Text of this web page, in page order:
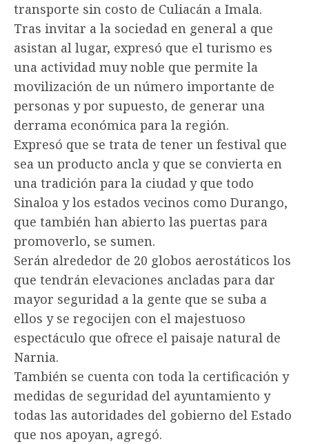
transporte sin costo de Culiacán a Imala.
Tras invitar a la sociedad en general a que
asistan al lugar, expresó que el turismo es
una actividad muy noble que permite la
movilización de un número importante de
personas y por supuesto, de generar una
derrama económica para la región.
Expresó que se trata de tener un festival que
sea un producto ancla y que se convierta en
una tradición para la ciudad y que todo
Sinaloa y los estados vecinos como Durango,
que también han abierto las puertas para
promoverlo, se sumen.
Serán alrededor de 20 globos aerostáticos los
que tendrán elevaciones ancladas para dar
mayor seguridad a la gente que se suba a
ellos y se regocijen con el majestuoso
espectáculo que ofrece el paisaje natural de
Narnia.
También se cuenta con toda la certificación y
medidas de seguridad del ayuntamiento y
todas las autoridades del gobierno del Estado
que nos apoyan, agregó.